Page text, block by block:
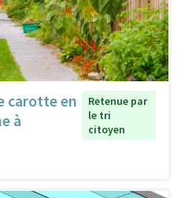
carotte en
à
Retenue par
le tri
citoyen